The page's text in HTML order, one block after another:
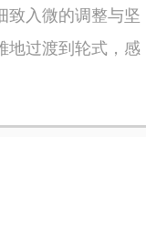
致入微的调整与坚
地过渡到轮式，感